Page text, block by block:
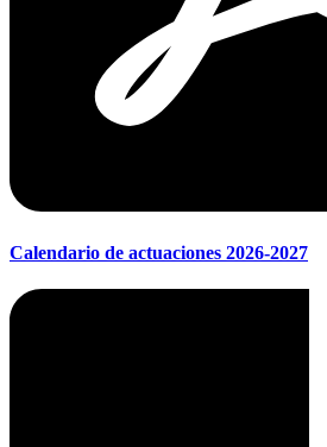
Calendario de actuaciones 2026-2027